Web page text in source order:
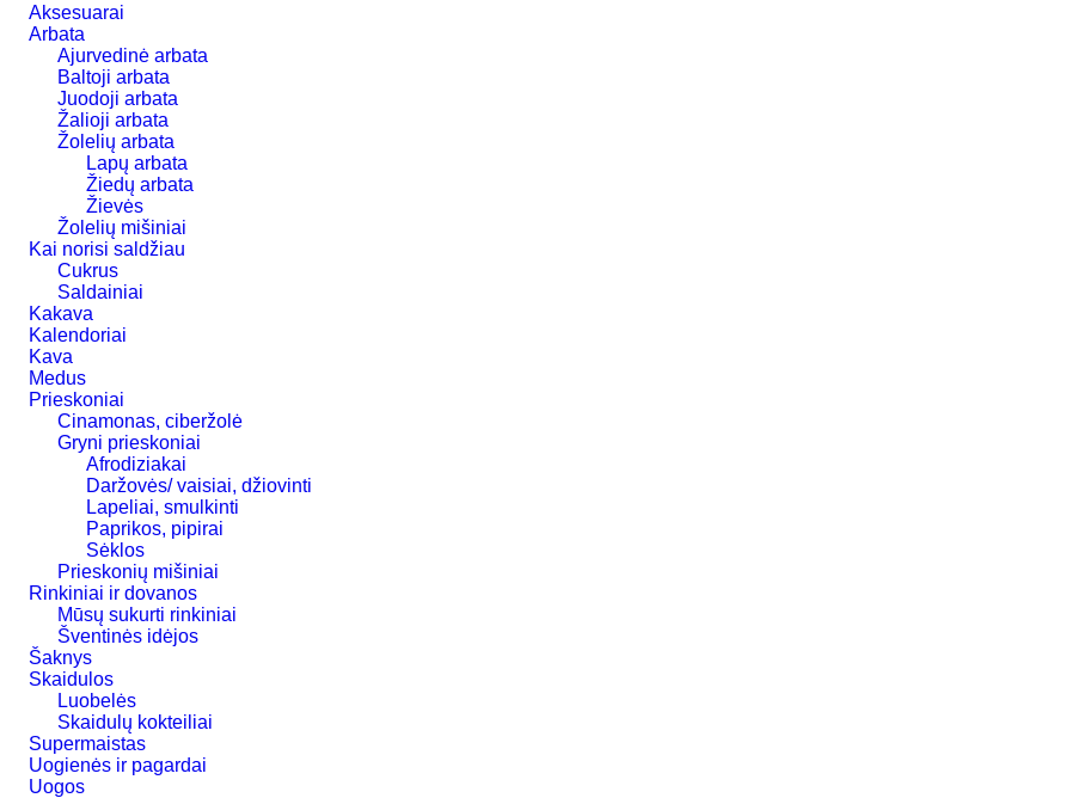
Aksesuarai
Arbata
Ajurvedinė arbata
Baltoji arbata
Juodoji arbata
Žalioji arbata
Žolelių arbata
Lapų arbata
Žiedų arbata
Žievės
Žolelių mišiniai
Kai norisi saldžiau
Cukrus
Saldainiai
Kakava
Kalendoriai
Kava
Medus
Prieskoniai
Cinamonas, ciberžolė
Gryni prieskoniai
Afrodiziakai
Daržovės/ vaisiai, džiovinti
Lapeliai, smulkinti
Paprikos, pipirai
Sėklos
Prieskonių mišiniai
Rinkiniai ir dovanos
Mūsų sukurti rinkiniai
Šventinės idėjos
Šaknys
Skaidulos
Luobelės
Skaidulų kokteiliai
Supermaistas
Uogienės ir pagardai
Uogos